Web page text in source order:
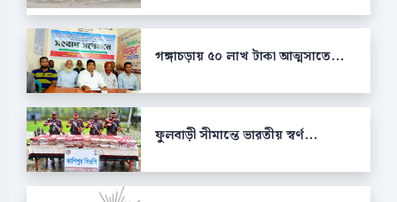
গঙ্গাচড়ায় ৫০ লাখ টাকা আত্মসাতে...
ফুলবাড়ী সীমান্তে ভারতীয় স্বর্ণ...